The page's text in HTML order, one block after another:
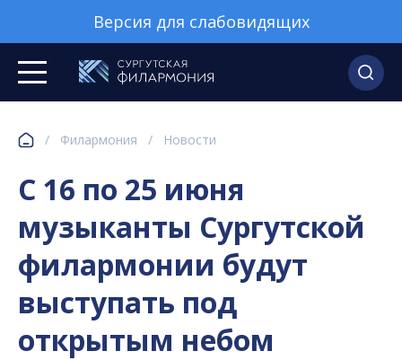
Версия для слабовидящих
/ Филармония / Новости
С 16 по 25 июня
музыканты Сургутской
филармонии будут
выступать под
открытым небом